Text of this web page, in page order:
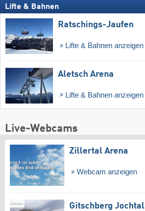
Lifte & Bahnen
Ratschings-Jaufen
Lifte & Bahnen anzeigen
Aletsch Arena
Lifte & Bahnen anzeigen
Live-Webcams
Zillertal Arena
Webcam anzeigen
Gitschberg Jochtal